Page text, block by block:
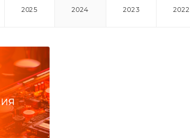
2025 2024 2023 2022